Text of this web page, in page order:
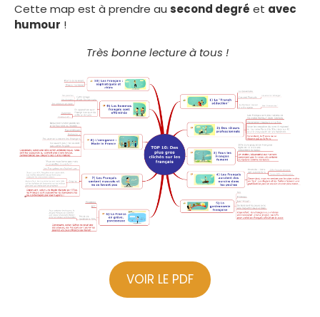
Cette map est à prendre au second degré et avec
humour !
Très bonne lecture à tous !
VOIR LE PDF